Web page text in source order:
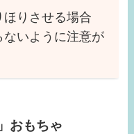
ほりさせる場合
いように注意が
おもちゃ